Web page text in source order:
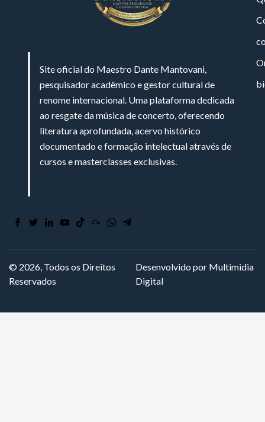
Site oficial do Maestro Dante Mantovani,
pesquisador acadêmico e gestor cultural de
renome internacional. Uma plataforma dedicada
ao resgate da música de concerto, oferecendo
literatura aprofundada, acervo histórico
documentado e formação intelectual através de
cursos e masterclasses exclusivas.
© 2026, Todos os Direitos
Reservados
Desenvolvido por Multimidia
Digital